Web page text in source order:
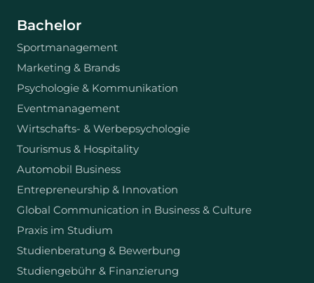
Bachelor
Sportmanagement
Marketing & Brands
Psychologie & Kommunikation
Eventmanagement
Wirtschafts- & Werbepsychologie
Tourismus & Hospitality
Automobil Business
Entrepreneurship & Innovation
Global Communication in Business & Culture
Praxis im Studium
Studienberatung & Bewerbung
Studiengebühr & Finanzierung